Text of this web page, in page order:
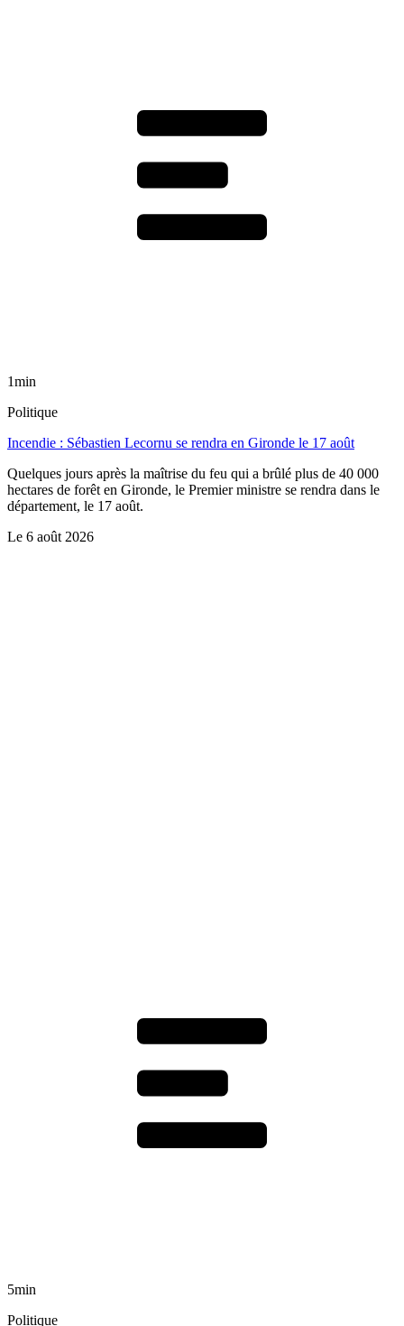
1min
Politique
Incendie : Sébastien Lecornu se rendra en Gironde le 17 août
Quelques jours après la maîtrise du feu qui a brûlé plus de 40 000
hectares de forêt en Gironde, le Premier ministre se rendra dans le
département, le 17 août.
Le 6 août 2026
5min
Politique